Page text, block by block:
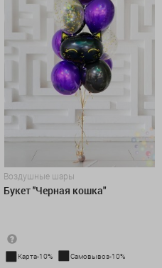
Воздушные шары
Букет ''Черная кошка"
Карта-10% Самовывоз-10%